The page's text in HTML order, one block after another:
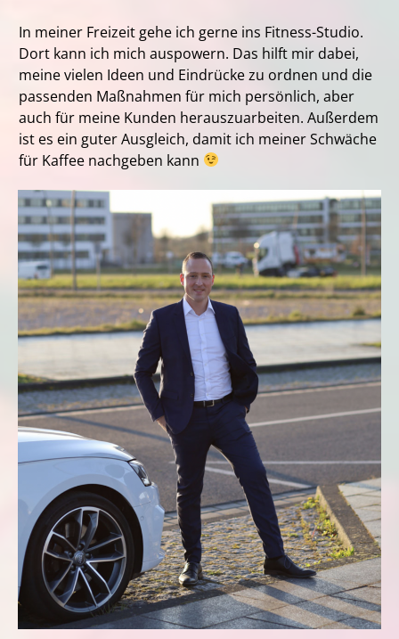
In meiner Freizeit gehe ich gerne ins Fitness-Studio.
Dort kann ich mich auspowern. Das hilft mir dabei,
meine vielen Ideen und Eindrücke zu ordnen und die
passenden Maßnahmen für mich persönlich, aber
auch für meine Kunden herauszuarbeiten. Außerdem
ist es ein guter Ausgleich, damit ich meiner Schwäche
für Kaffee nachgeben kann